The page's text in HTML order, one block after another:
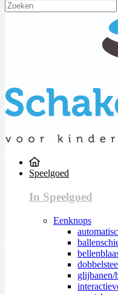
Speelgoed
In Speelgoed
Eenknops
glijbanen/